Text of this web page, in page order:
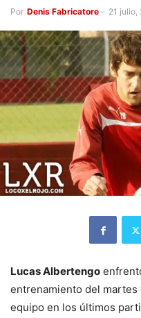
Por Denis Fabricatore - 21 julio,
Lucas Albertengo
entrenamiento del martes
equipo en los últimos